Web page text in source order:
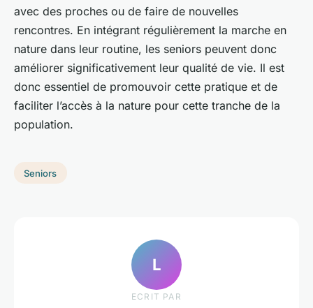
avec des proches ou de faire de nouvelles
rencontres. En intégrant régulièrement la marche en
nature dans leur routine, les seniors peuvent donc
améliorer significativement leur qualité de vie. Il est
donc essentiel de promouvoir cette pratique et de
faciliter l’accès à la nature pour cette tranche de la
population.
Seniors
L
ECRIT PAR